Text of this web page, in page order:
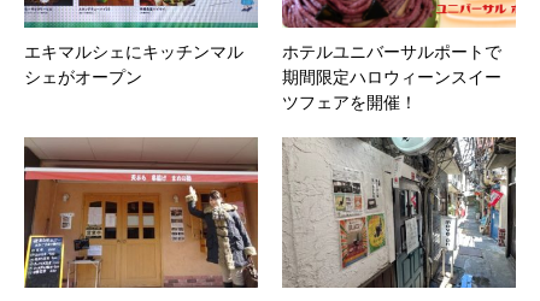
エキマルシェにキッチンマル
シェがオープン
ホテルユニバーサルポートで
期間限定ハロウィーンスイー
ツフェアを開催！